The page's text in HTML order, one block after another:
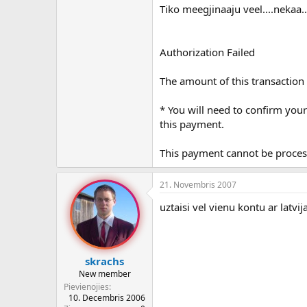
Tiko meegjinaaju
Authorization Failed
The amount of this
* You will need to confirm
this payment.
This payment cannot be
skrachs
New member
Pievienojies
10. Decembris 2006
21. Novembris 2007
uztaisi vel vienu kontu ar